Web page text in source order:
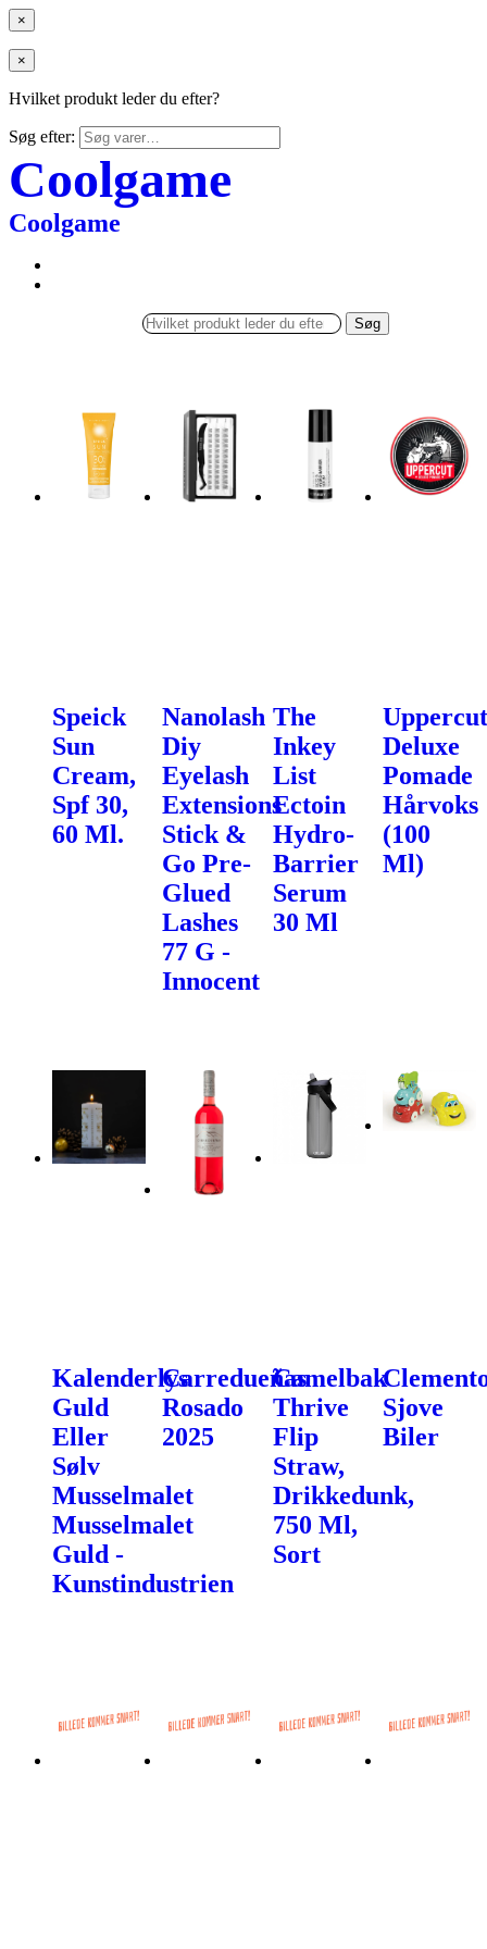
×
×
Hvilket produkt leder du efter?
Søg efter:
Coolgame
Coolgame
Søg
Speick
Sun
Cream,
Spf 30,
60 Ml.
Nanolash
Diy
Eyelash
Extensions
Stick &
Go Pre-
Glued
Lashes
77 G -
Innocent
The
Inkey
List
Ectoin
Hydro-
Barrier
Serum
30 Ml
Uppercut
Deluxe
Pomade
Hårvoks
(100
Ml)
Kalenderlys
Guld
Eller
Sølv
Musselmalet
Musselmalet
Guld -
Kunstindustrien
Carredueñas
Rosado
2025
Camelbak
Thrive
Flip
Straw,
Drikkedunk,
750 Ml,
Sort
Sjove
Biler